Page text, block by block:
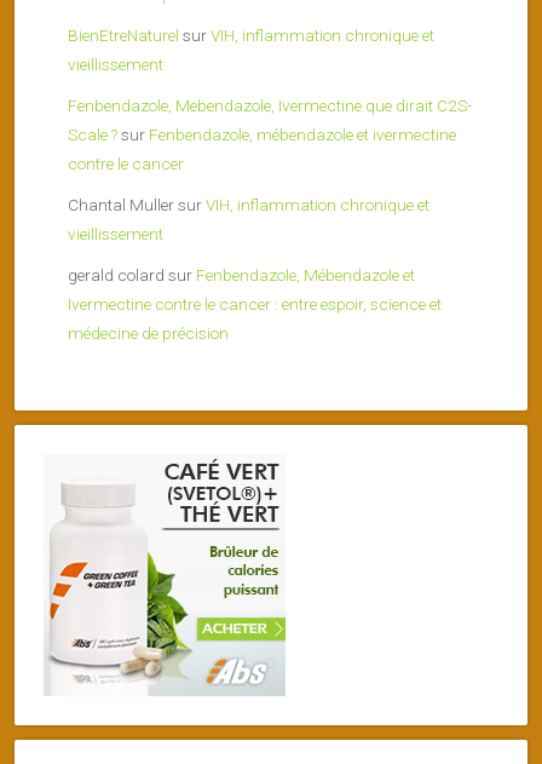
BienEtreNaturel surVIH, inflammation chronique et
vieillissement
Fenbendazole, Mebendazole, Ivermectine que dirait C2S-
Scale ?sur Fenbendazole, mébendazole et ivermectine
contre le cancer
Chantal MullersurVIH, inflammation chronique et
vieillissement
gerald colard sur Fenbendazole, Mébendazole et
Ivermectine contre le cancer : entre espoir, science et
médecine de précision